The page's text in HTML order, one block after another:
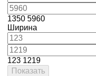
1350 5960
Ширина
123 1219
Показать